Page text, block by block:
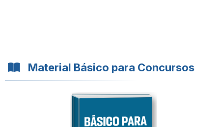
Material Básico para Concursos